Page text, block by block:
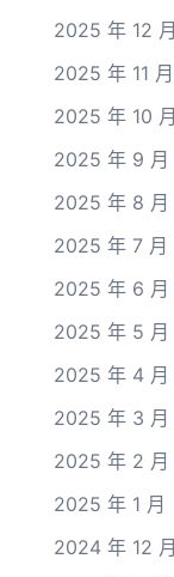
2025 年 12 月
2025 年 11 月
2025 年 10 月
2025 年 9 月
2025 年 8 月
2025 年 7 月
2025 年 6 月
2025 年 5 月
2025 年 4 月
2025 年 3 月
2025 年 2 月
2025 年 1 月
2024 年 12 月